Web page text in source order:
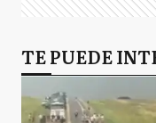
TE PUEDE